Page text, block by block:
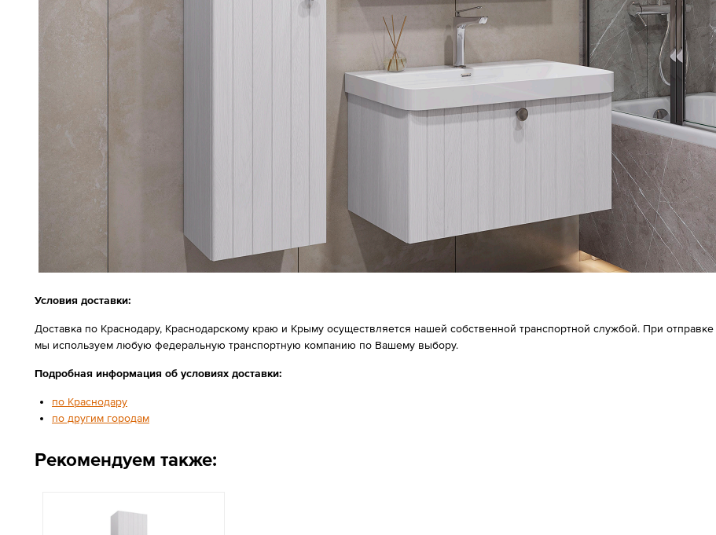
Условия доставки:
Доставка по Краснодару, Краснодарскому краю и Крыму осуществляется нашей собственной транспортной службой. При
мы используем любую федеральную транспортную компанию по Вашему выбору.
Подробная информация об условиях доставки:
по Краснодару
по другим городам
Рекомендуем также: